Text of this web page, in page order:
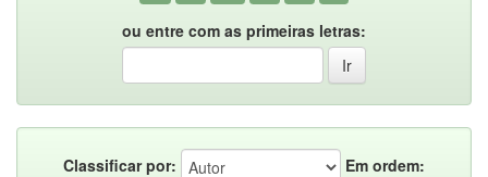
ou entre com as primeiras letras:
Classificar por:
Em ordem: